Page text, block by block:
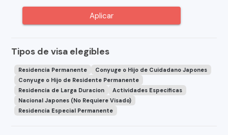
Aplicar
Tipos de visa elegibles
Residencia Permanente
Conyuge o Hijo de Cuidadano Japones
Conyuge o Hijo de Residente Permanente
Residencia de Larga Duracion
Actividades Especificas
Nacional Japones (No Requiere Visado)
Residencia Especial Permanente